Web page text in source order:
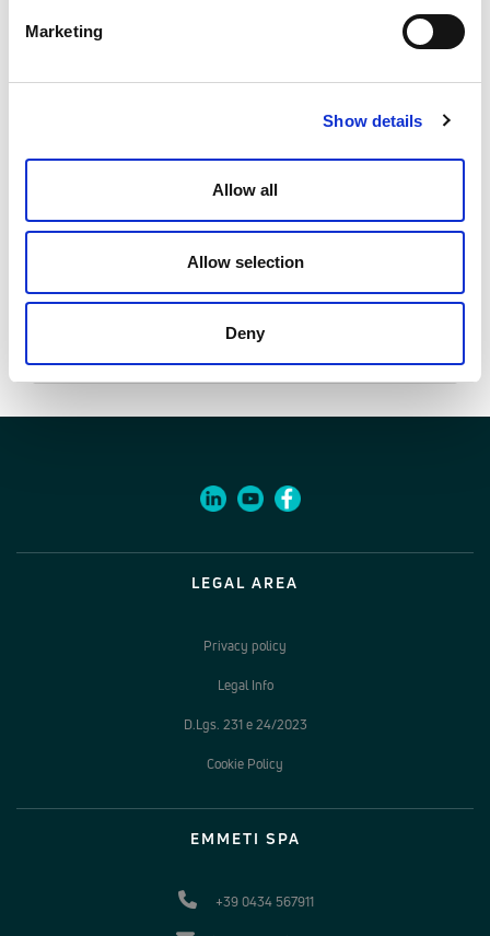
Marketing
Show details
Allow all
Allow selection
Deny
Codice
02710182
Documenti
LEGAL AREA
Privacy policy
Legal Info
D.Lgs. 231 e 24/2023
Cookie Policy
EMMETI SPA
+39 0434 567911